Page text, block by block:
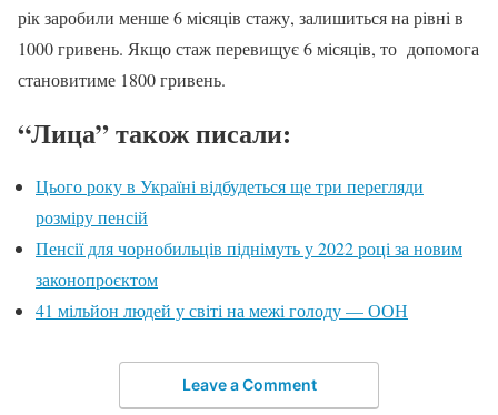
рік заробили менше 6 місяців стажу, залишиться на рівні в
1000 гривень. Якщо стаж перевищує 6 місяців, то допомога
становитиме 1800 гривень.
“Лица” також писали:
Цього року в Україні відбудеться ще три перегляди
розміру пенсій
Пенсії для чорнобильців піднімуть у 2022 році за новим
законопроєктом
41 мільйон людей у світі на межі голоду — ООН
Leave a Comment